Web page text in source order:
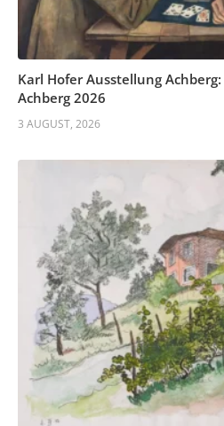
Karl Hofer Ausstellung
Achberg 2026
3 AUGUST, 2026